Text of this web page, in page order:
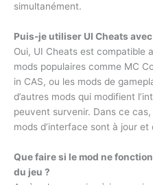
simultanément.
Puis-je utiliser UI Cheats avec
Oui, UI Cheats est compatible
mods populaires comme MC
in CAS, ou les mods de
d’autres mods qui modifient
peuvent survenir. Dans ce
mods d’interface sont à jour
Que faire si le mod ne
du jeu ?